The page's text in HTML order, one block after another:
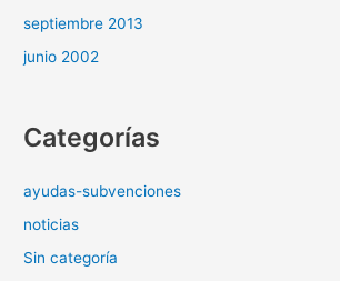
septiembre 2013
junio 2002
Categorías
ayudas-subvenciones
noticias
Sin categoría